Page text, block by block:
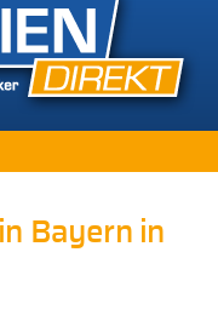
Bayern in